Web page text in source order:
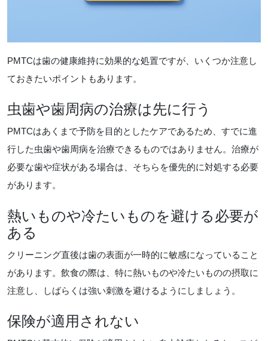
PMTCは歯の健康維持に効果的な処置ですが、いくつか注意し
ておきたいポイントもあります。
虫歯や歯周病の治療は先に行う
PMTCはあくまで予防を目的としたケアであるため、すでに進
行した虫歯や歯周病を治療できるものではありません。治療が
必要な歯や症状がある場合は、そちらを優先的に対処する必要
があります。
熱いものや冷たいものを避ける必要が
ある
クリーニング直後は歯の表面が一時的に敏感になっていること
があります。飲食の際は、特に熱いものや冷たいものの摂取に
注意し、しばらくは強い刺激を避けるようにしましょう。
保険が適用されない